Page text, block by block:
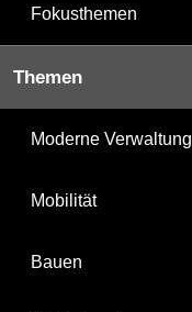
Fokusthemen
Themen
Moderne Verwaltung
Mobilität
Bauen